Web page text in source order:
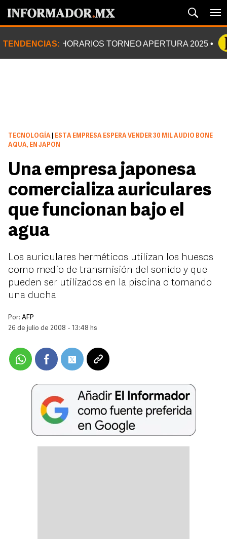
TENDENCIAS: HORARIOS TORNEO APERTURA 2025
TECNOLOGÍA
ESTA EMPRESA ESPERA VENDER 30 MIL AUDIO BONE
AQUA, EN JAPON
Una empresa japonesa
comercializa auriculares
que funcionan bajo el
agua
Los auriculares herméticos utilizan los huesos
como medio de transmisión del sonido y que
pueden ser utilizados en la piscina o tomando
una ducha
Por: AFP
26 de julio de 2008 - 13:48 hs